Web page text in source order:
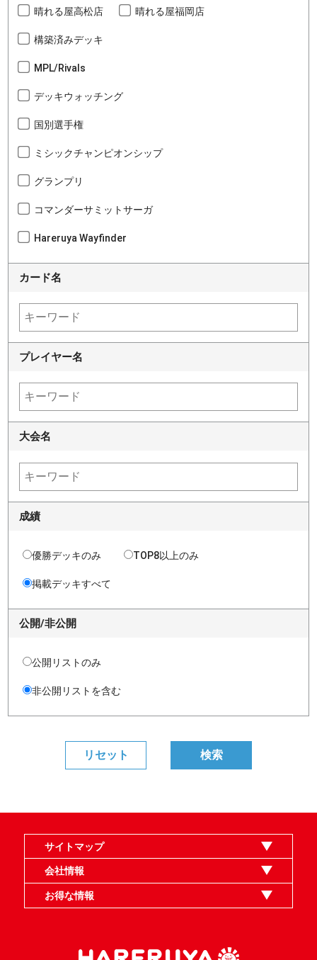
晴れる屋高松店 晴れる屋福岡店
構築済みデッキ
MPL/Rivals
デッキウォッチング
国別選手権
ミシックチャンピオンシップ
グランプリ
コマンダーサミットサーガ
Hareruya Wayfinder
カード名
プレイヤー名
大会名
成績
優勝デッキのみ TOP8以上のみ
掲載デッキすべて
公開/非公開
公開リストのみ
非公開リストを含む
サイトマップ
オンラインショップ
買取
記事
選手一覧
デッキ検索
デッキ構築
イベント・大会
店舗のご案内
お問い合わせ
ヘルプ
FAQ
会社情報
利用規約
スタッフ募集
特定商取引法表示
個人情報保護指針
企業情報
お得な情報